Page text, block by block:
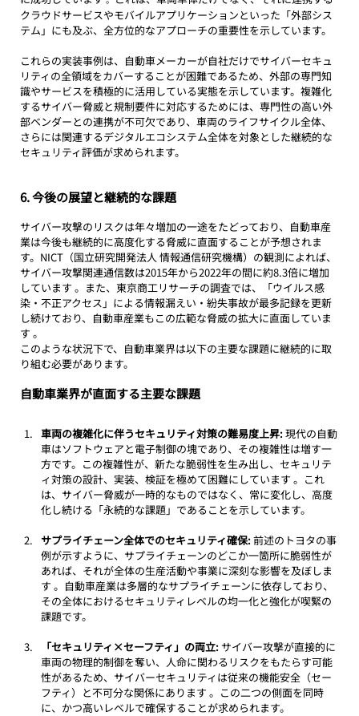
クラウドサービスやモバイルアプリケーションといった「外部シス
テム」にも及ぶ、全方位的なアプローチの重要性を示しています。
これらの実装事例は、自動車メーカーが自社だけでサイバーセキュ
リティの全領域をカバーすることが困難であるため、外部の専門知
識やサービスを積極的に活用している実態を示しています。複雑化
するサイバー脅威と規制要件に対応するためには、専門性の高い外
部ベンダーとの連携が不可欠であり、車両のライフサイクル全体、
さらには関連するデジタルエコシステム全体を対象とした継続的な
セキュリティ評価が求められます。
6. 今後の展望と継続的な課題
サイバー攻撃のリスクは年々増加の一途をたどっており、自動車産
業は今後も継続的に高度化する脅威に直面することが予想されま
す。NICT（国立研究開発法人 情報通信研究機構）の観測によれば、
サイバー攻撃関連通信数は2015年から2022年の間に約8.3倍に増加
しています 。また、東京商工リサーチの調査では、「ウイルス感
染・不正アクセス」による情報漏えい・紛失事故が最多記録を更新
し続けており、自動車産業もこの広範な脅威の拡大に直面していま
す 。
このような状況下で、自動車業界は以下の主要な課題に継続的に取
り組む必要があります。
自動車業界が直面する主要な課題
車両の複雑化に伴うセキュリティ対策の難易度上昇: 現代の自動
車はソフトウェアと電子制御の塊であり、その複雑性は増す一
方です。この複雑性が、新たな脆弱性を生み出し、セキュリテ
ィ対策の設計、実装、検証を極めて困難にしています 。これ
は、サイバー脅威が一時的なものではなく、常に変化し、高度
化し続ける「永続的な課題」であることを示しています。
サプライチェーン全体でのセキュリティ確保: 前述のトヨタの事
例が示すように、サプライチェーンのどこか一箇所に脆弱性が
あれば、それが全体の生産活動や事業に深刻な影響を及ぼしま
す 。自動車産業は多層的なサプライチェーンに依存しており、
その全体におけるセキュリティレベルの均一化と強化が喫緊の
課題です。
「セキュリティ×セーフティ」の両立: サイバー攻撃が直接的に
車両の物理的制御を奪い、人命に関わるリスクをもたらす可能
性があるため、サイバーセキュリティは従来の機能安全（セー
フティ）と不可分な関係にあります 。この二つの側面を同時
に、かつ高いレベルで確保することが求められます。